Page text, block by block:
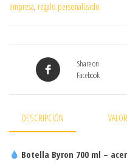
empresa, regalo personalizado
Share on
Facebook
DESCRIPCIÓN
Botella Byron 700 ml –